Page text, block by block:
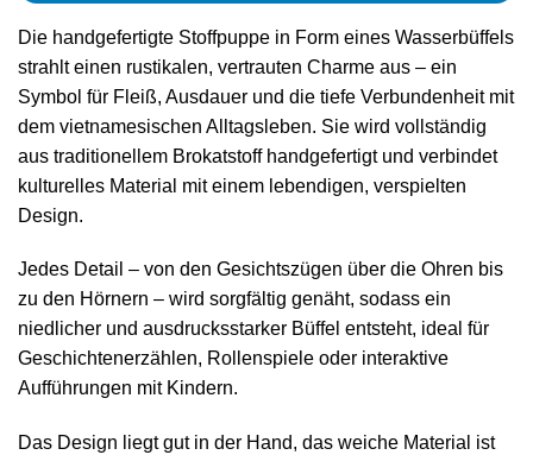
Die handgefertigte Stoffpuppe in Form eines Wasserbüffels
strahlt einen rustikalen, vertrauten Charme aus – ein
Symbol für Fleiß, Ausdauer und die tiefe Verbundenheit mit
dem vietnamesischen Alltagsleben. Sie wird vollständig
aus traditionellem Brokatstoff handgefertigt und verbindet
kulturelles Material mit einem lebendigen, verspielten
Design.
Jedes Detail – von den Gesichtszügen über die Ohren bis
zu den Hörnern – wird sorgfältig genäht, sodass ein
niedlicher und ausdrucksstarker Büffel entsteht, ideal für
Geschichtenerzählen, Rollenspiele oder interaktive
Aufführungen mit Kindern.
Das Design liegt gut in der Hand, das weiche Material ist